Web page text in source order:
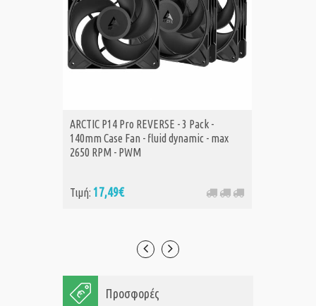
ARCTIC P14 Pro REVERSE - 3 Pack -
140mm Case Fan - fluid dynamic - max
2650 RPM - PWM
Τιμή: 17,49€
Προσφορές